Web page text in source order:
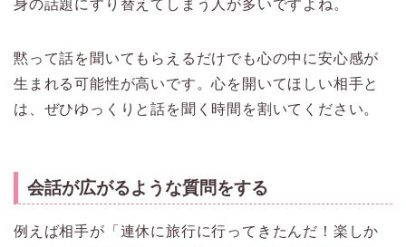
身の話題にすり替えてしまう人が多いですよね。
黙って話を聞いてもらえるだけでも心の中に安心感が
生まれる可能性が高いです。心を開いてほしい相手と
は、ぜひゆっくりと話を聞く時間を割いてください。
会話が広がるような質問をする
例えば相手が「連休に旅行に行ってきたんだ！楽しか